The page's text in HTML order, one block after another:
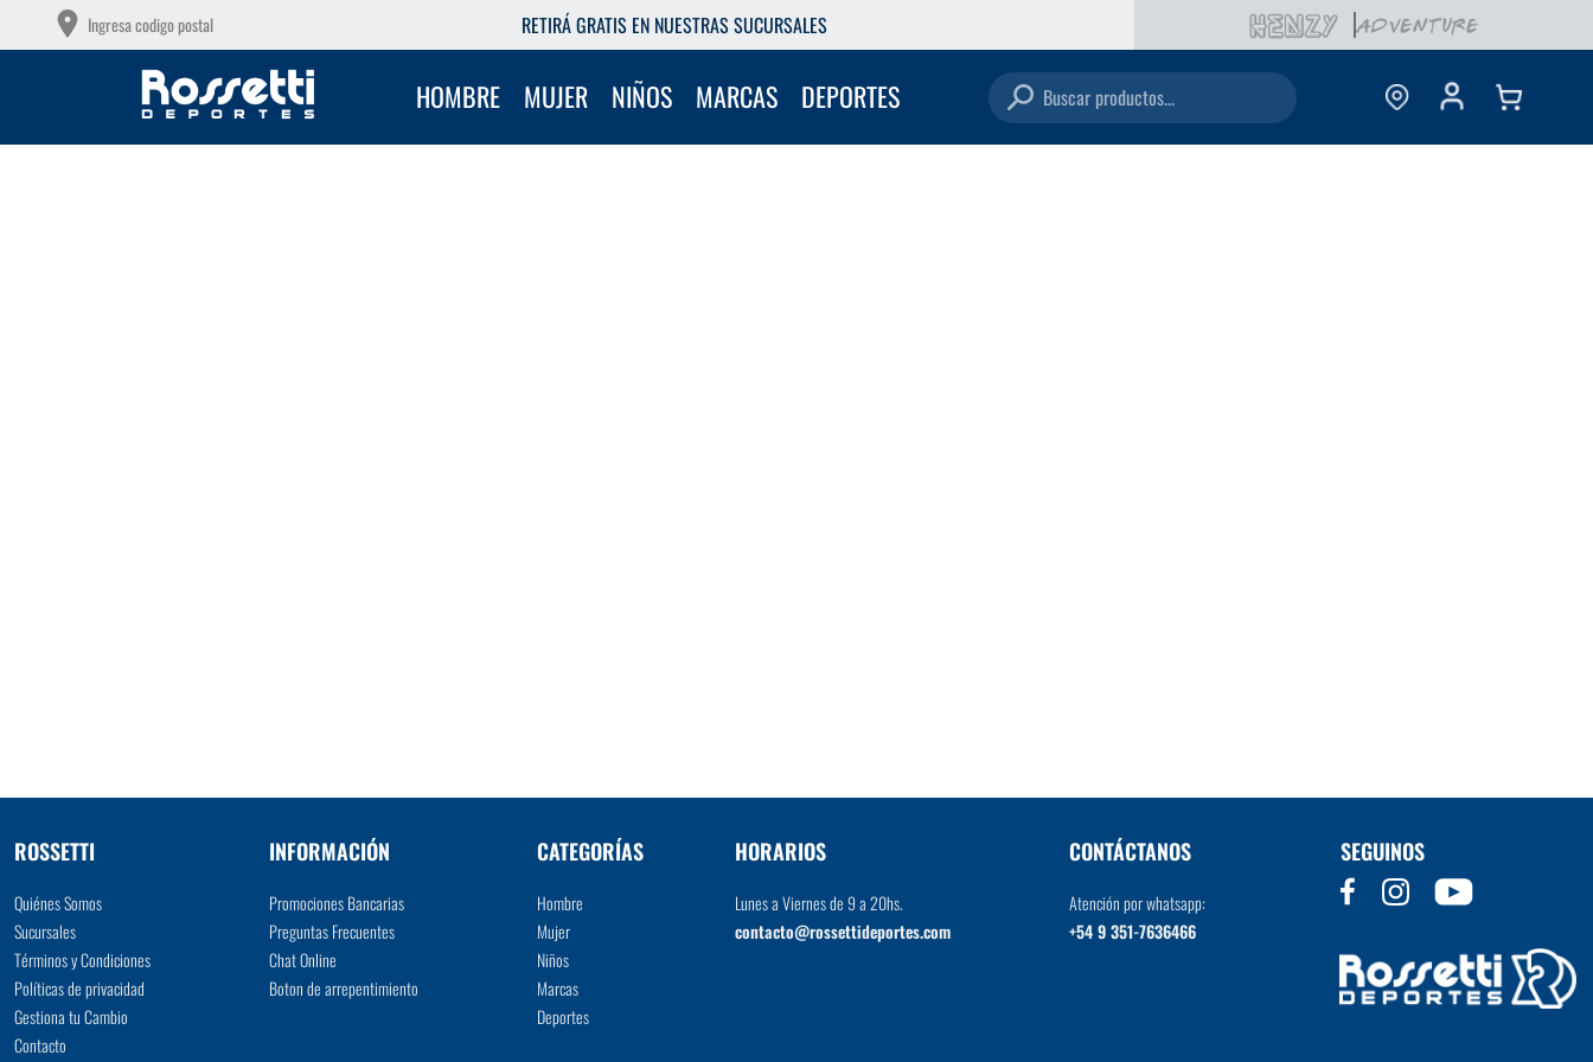
Ingresa codigo postal
SIN INTERÉS CON TU DEBITO RETIRÁ GRATIS EN NUESTRAS SUCURSALES
HOMBRE MUJER NIÑOS MARCAS DEPORTES Buscar productos...
ROSSETTI
Quiénes Somos
Sucursales
Términos y Condiciones
Políticas de privacidad
Gestiona tu Cambio
Contacto
INFORMACIÓN
Promociones Bancarias
Preguntas Frecuentes
Chat Online
Boton de arrepentimiento
CATEGORÍAS
Hombre
Mujer
Niños
Marcas
Deportes
HORARIOS
Lunes a Viernes de 9 a 20hs.
contacto@rossettideportes.com
CONTÁCTANOS
Atención por whatsapp:
+54 9 351-7636466
SEGUINOS